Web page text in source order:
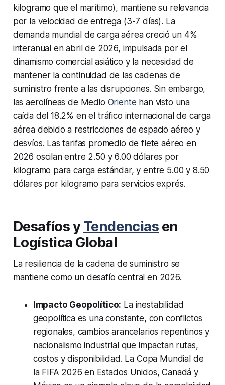
kilogramo que el marítimo), mantiene su relevancia
por la velocidad de entrega (3-7 días). La
demanda mundial de carga aérea creció un 4%
interanual en abril de 2026, impulsada por el
dinamismo comercial asiático y la necesidad de
mantener la continuidad de las cadenas de
suministro frente a las disrupciones. Sin embargo,
las aerolíneas de Medio Oriente han visto una
caída del 18.2% en el tráfico internacional de carga
aérea debido a restricciones de espacio aéreo y
desvíos. Las tarifas promedio de flete aéreo en
2026 oscilan entre 2.50 y 6.00 dólares por
kilogramo para carga estándar, y entre 5.00 y 8.50
dólares por kilogramo para servicios exprés.
Desafíos yTendencias en
Logística Global
La resiliencia de la cadena de suministro se
mantiene como un desafío central en 2026.
Impacto Geopolítico: La inestabilidad
geopolítica es una constante, con conflictos
regionales, cambios arancelarios repentinos y
nacionalismo industrial que impactan rutas,
costos y disponibilidad. La Copa Mundial de
la FIFA 2026 en Estados Unidos, Canadá y